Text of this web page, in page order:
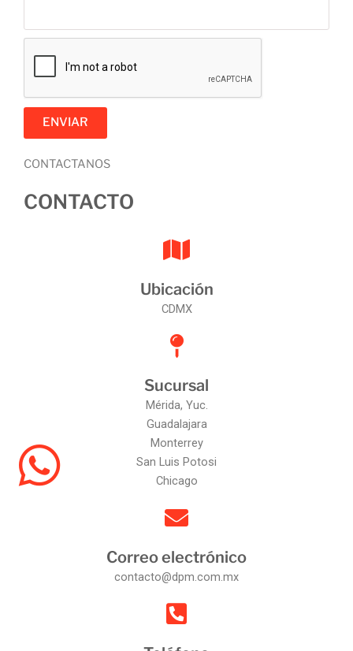
ENVIAR
CONTACTANOS
CONTACTO
Ubicación
CDMX
Sucursal
Mérida, Yuc.
Guadalajara
Monterrey
San Luis Potosi
Chicago
Correo electrónico
contacto@dpm.com.mx